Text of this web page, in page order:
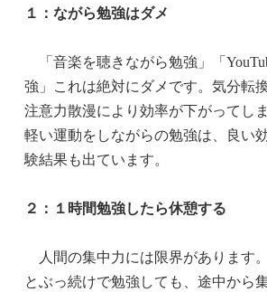
１：ながら勉強はダメ
「音楽を聴きながら勉強」「
強」これは絶対にダメです。気分転
注意力散漫により効率が下がってし
軽い運動をしながらの勉強は、良い
験結果も出ています。
２：１時間勉強したら休憩する
人間の集中力には限界があります
とぶっ続けで勉強しても、途中から